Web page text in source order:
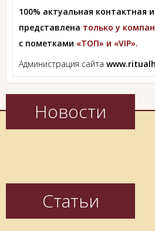
100% актуальная контактная
представлена только у
с пометками «ТОП» и «VIP».
Администрация сайта
Новости
Статьи